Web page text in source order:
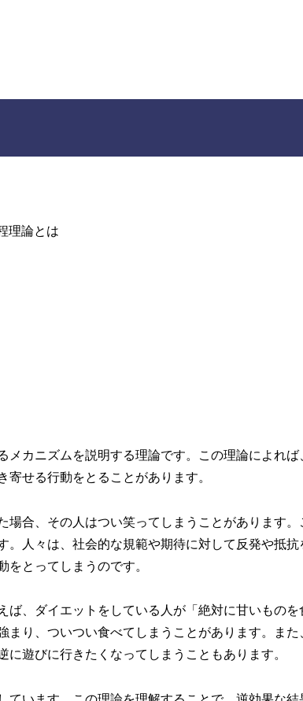
カニズムを説明する理論です。この理論によれば
せる行動をとることがあります。
合、その人はつい笑ってしまうことがあります。
人々は、社会的な規範や期待に対して反発や抵抗
とってしまうのです。
ば、ダイエットをしている人が「絶対に甘いものを
り、ついつい食べてしまうことがあります。また
遊びに行きたくなってしまうこともあります。